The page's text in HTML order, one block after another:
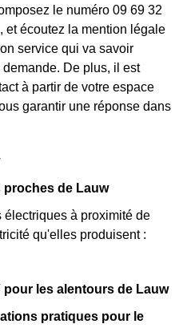
le numéro 09 69 32
et écoutez la mention légale
service qui va savoir
De plus, il est
à partir de votre espace
garantir une réponse dans
proches de Lauw
électriques à proximité de
qu'elles produisent :
pour les alentours de Lauw
pratiques pour le